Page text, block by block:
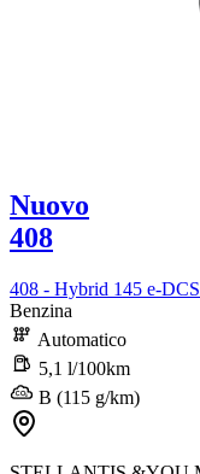
Nuovo
408
408 - Hybrid 145 e-
Benzina
Automatico
5,1 l/100km
B (115 g/km)